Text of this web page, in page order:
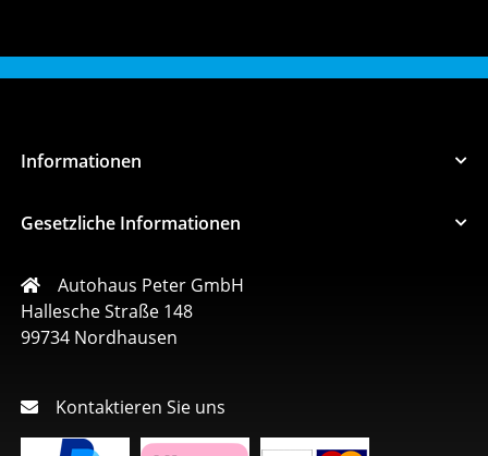
Informationen
Gesetzliche Informationen
Autohaus Peter GmbH
Hallesche Straße 148
99734 Nordhausen
Kontaktieren Sie uns